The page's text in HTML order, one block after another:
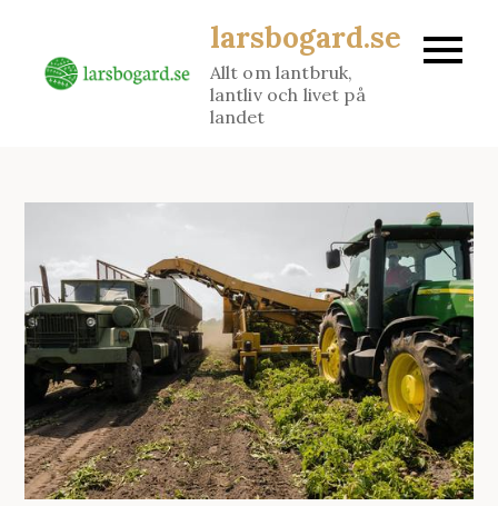
content
larsbogard.se
Allt om lantbruk,
lantliv och livet på
landet